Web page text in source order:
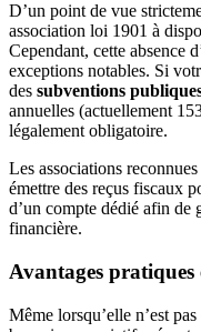
D’un point de vue
association loi 1901 à
Cependant, cette absence
exceptions notables. Si
des subventions
annuelles (actuellement
légalement obligatoire.
Les associations
émettre des reçus fiscaux
d’un compte dédié afin de
financière.
Avantages
Même lorsqu’elle n’est